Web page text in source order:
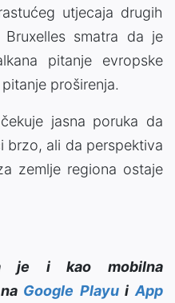
utjecaja drugih
smatra da je
pitanje evropske
proširenja.
jasna poruka da
brzo, ali da perspektiva
zemlje regiona ostaje
je i kao mobilna
Google PlayuiApp